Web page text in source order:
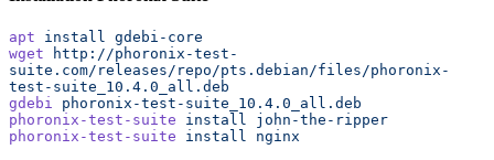
apt install gdebi-core
wget http://phoronix-test-
suite.com/releases/repo/pts.debian/files/phoronix-
test-suite_10.4.0_all.deb
gdebi phoronix-test-suite_10.4.0_all.deb
phoronix-test-suite install john-the-ripper
phoronix-test-suite install nginx